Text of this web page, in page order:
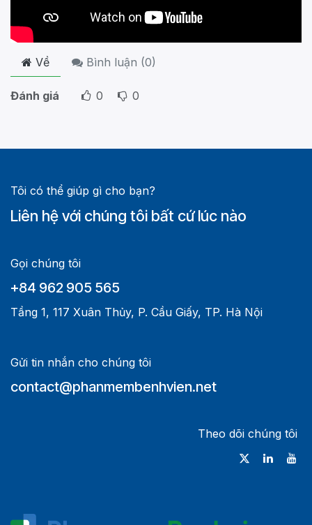
Về Bình luận (0)
Đánh giá 0 0
Tôi có thể giúp gì cho bạn?
Liên hệ với chúng tôi bất cứ lúc nào
Gọi chúng tôi
+84 962 905 565
Tầng 1, 117 Xuân Thủy, P. Cầu Giấy, TP. Hà Nội
Gửi tin nhắn cho chúng tôi
contact@phanmembenhvien.net
Theo dõi chúng tôi